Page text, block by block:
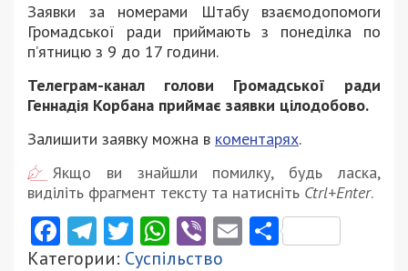
Заявки за номерами Штабу взаємодопомоги
Громадської ради приймають з понеділка по
п’ятницю з 9 до 17 години.
Телеграм-канал голови Громадської ради
Геннадія Корбана приймає заявки цілодобово.
Залишити заявку можна в коментарях.
Якщо ви знайшли помилку, будь ласка,
виділіть фрагмент тексту та натисніть Ctrl+Enter.
Facebook
Telegram
Twitter
WhatsApp
ViberEmail
Категории: Суспільство